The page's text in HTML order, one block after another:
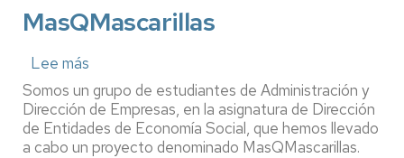
hacia
MasQMascarillas
Lee más
MasQMascarillas
Somos un grupo de estudiantes de Administración y
Dirección de Empresas, en la asignatura de Dirección
de Entidades de Economía Social, que hemos llevado
a cabo un proyecto denominado MasQMascarillas.